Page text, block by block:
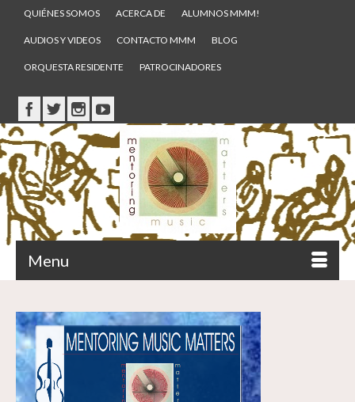
QUIÉNES SOMOS ACERCA DE ALUMNOS MMM!
AUDIOS Y VIDEOS CONTACTO MMM BLOG
ORQUESTA RESIDENTE PATROCINADORES
Menu